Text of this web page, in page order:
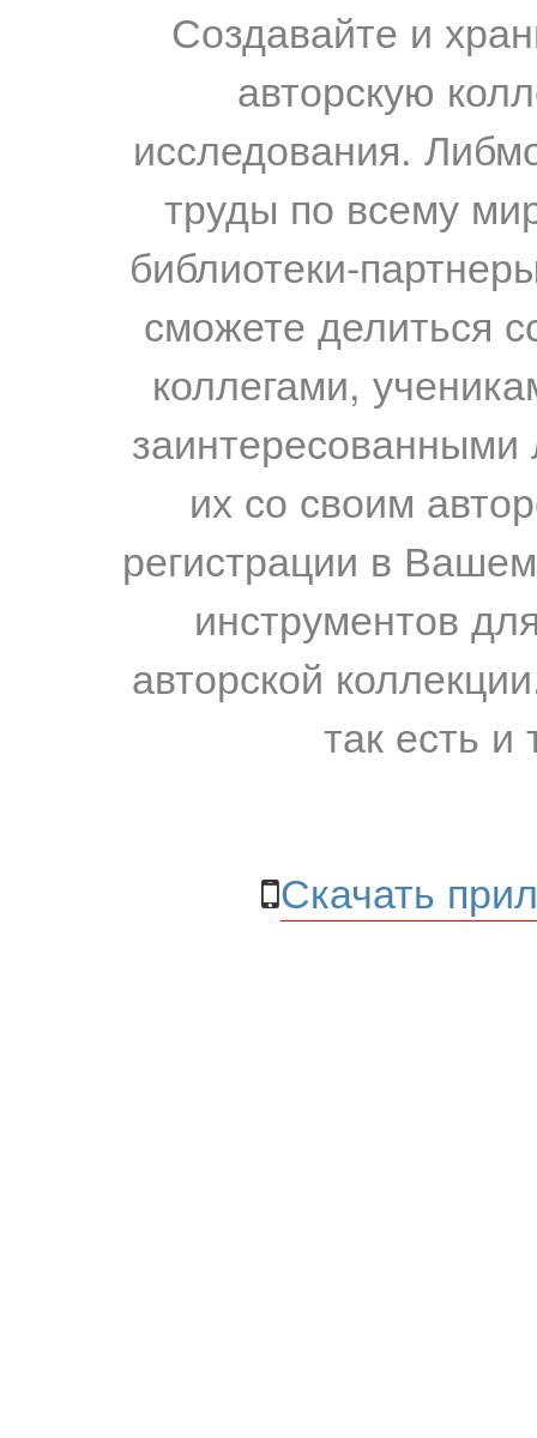
Создавайте и
авторскую
исследования.
труды по всему
библиотеки-
сможете делиться
коллегами,
их со своим
регистрации в
инструментов
авторской
так есть и
Скачать